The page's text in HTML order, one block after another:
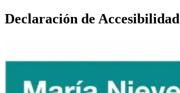
Declaración de Accesibilidad